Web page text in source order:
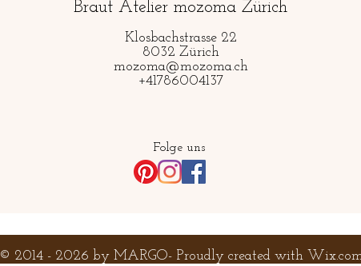
Braut Atelier mozoma Zürich
Klosbachstrasse 22
8032 Zürich
mozoma@mozoma.ch
+41786004137
Folge uns
© 2014 - 2026 by MARGO- Proudly created with